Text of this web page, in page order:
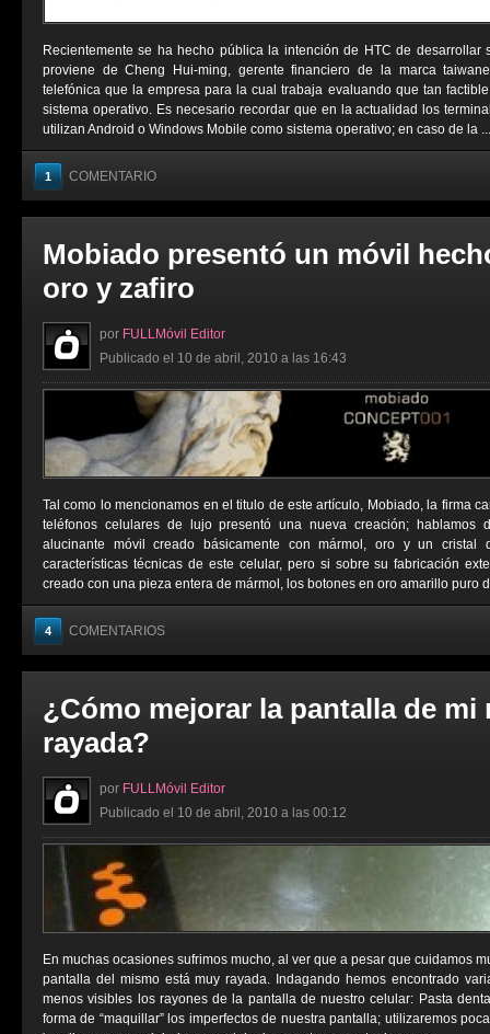
Recientemente se ha hecho pública la intención de HTC de desarrollar
proviene de Cheng Hui-ming, gerente financiero de la marca
telefónica que la empresa para la cual trabaja evaluando que tan
sistema operativo. Es necesario recordar que en la actualidad los
utilizan Android o Windows Mobile como sistema operativo; en caso de la ...
1 COMENTARIO
Mobiado presentó un móvil
oro y zafiro
por FULLMóvil Editor
Publicado el 10 de abril, 2010 a las 16:43
Tal como lo mencionamos en el titulo de este artículo, Mobiado, la firma
teléfonos celulares de lujo presentó una nueva creación; hablamos
alucinante móvil creado básicamente con mármol, oro y un
características técnicas de este celular, pero si sobre su fabricación
creado con una pieza entera de mármol, los botones en oro amarillo puro
4 COMENTARIOS
¿Cómo mejorar la pantalla de mi
rayada?
por FULLMóvil Editor
Publicado el 10 de abril, 2010 a las 00:12
En muchas ocasiones sufrimos mucho, al ver que a pesar que cuidamos
pantalla del mismo está muy rayada. Indagando hemos encontrado
menos visibles los rayones de la pantalla de nuestro celular: Pasta
forma de “maquillar” los imperfectos de nuestra pantalla; utilizaremos